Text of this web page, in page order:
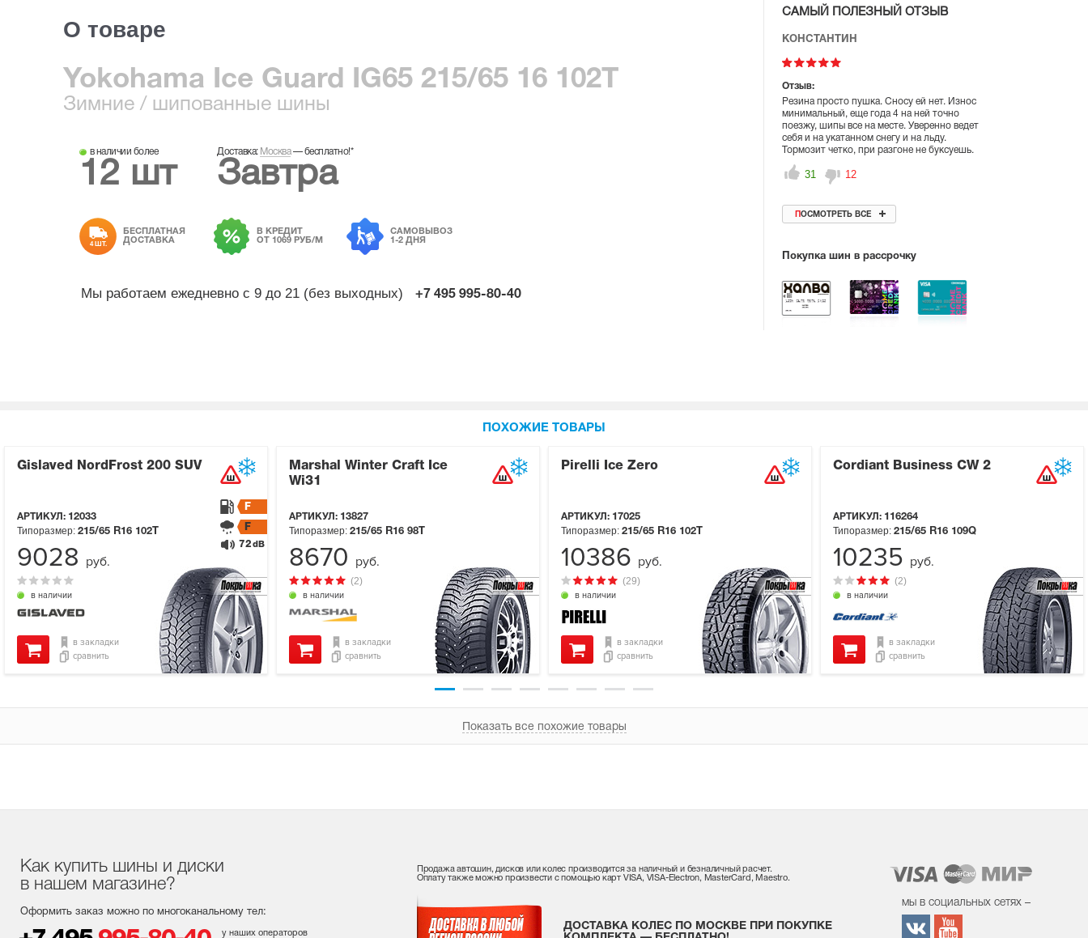
О товаре
Yokohama Ice Guard IG65 215/65 16 102T
Зимние / шипованные шины
в наличии более
12 шт
Доставка: Москва—бесплатно!*
Завтра
4 ШТ.
БЕСПЛАТНАЯ
ДОСТАВКА
В КРЕДИТ
ОТ 1069 РУБ/М
САМОВЫВОЗ
1-2 ДНЯ
Мы работаем ежедневно с 9 до 21 (без выходных) +7 495 995-80-40
САМЫЙ ПОЛЕЗНЫЙ ОТЗЫВ
КОНСТАНТИН
Отзыв:
Резина просто пушка. Сносу ей нет. Износ
минимальный, еще года 4 на ней точно
поезжу, шипы все на месте. Уверенно ведет
себя и на укатанном снегу и на льду.
Тормозит четко, при разгоне не буксуешь.
31 12
ПОСМОТРЕТЬ ВСЕ
Покупка шин в рассрочку
ПОХОЖИЕ ТОВАРЫ
Gislaved NordFrost 200 SUV
АРТИКУЛ: 12033
в наличии
Типоразмер: 215/65 R16 102T
F
F
72 dB
в закладки
сравнить
9028 руб.
Marshal Winter Craft Ice
Wi31
АРТИКУЛ: 13827
в наличии
(2)
Типоразмер: 215/65 R16 98T
в закладки
сравнить
8670 руб.
Pirelli Ice Zero
АРТИКУЛ: 17025
в наличии
(29)
Типоразмер: 215/65 R16 102T
в закладки
сравнить
10386 руб.
Cordiant Business CW 2
АРТИКУЛ: 116264
в наличии
(2)
Типоразмер: 215/65 R16 109Q
в закладки
сравнить
10235 руб.
Показать все похожие товары
Как купить шины и диски
в нашем магазине?
Оформить заказ можно по многоканальному тел:
у наших операторов
Продажа автошин, дисков или колес производится за наличный и безналичный расчет.
Оплату также можно произвести с помощью карт VISA, VISA-Electron, MasterCard, Maestro.
ДОСТАВКА КОЛЕС ПО МОСКВЕ ПРИ ПОКУПКЕ
мы в социальных сетях –